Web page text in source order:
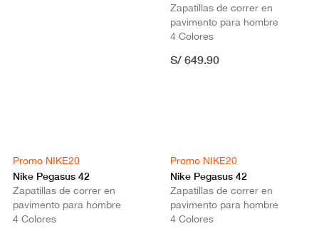
Zapatillas de correr en
pavimento para hombre
4 Colores
S/ 649.90
Promo NIKE20
Nike Pegasus 42
Zapatillas de correr en
pavimento para hombre
4 Colores
Promo NIKE20
Nike Pegasus 42
Zapatillas de correr en
pavimento para hombre
4 Colores